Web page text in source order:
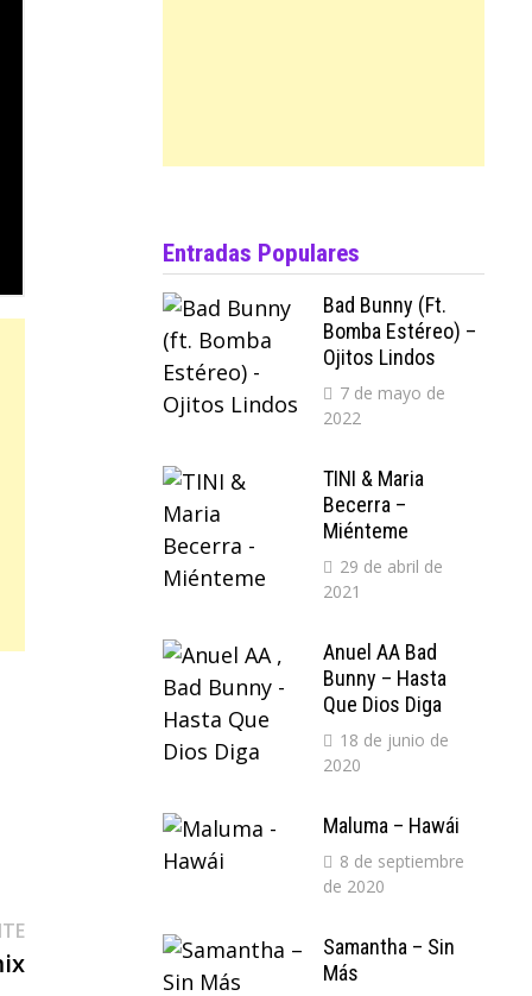
Entrada
siguiente:
Entradas Populares
Bad Bunny (ft.
Bomba Estéreo) –
Ojitos Lindos
7 de mayo de
2022
TINI & Maria
Becerra –
Miénteme
29 de abril de
2021
Anuel AA Bad
Bunny – Hasta
Que Dios Diga
18 de junio de
2020
Maluma – Hawái
8 de septiembre
de 2020
Samantha – Sin
Más